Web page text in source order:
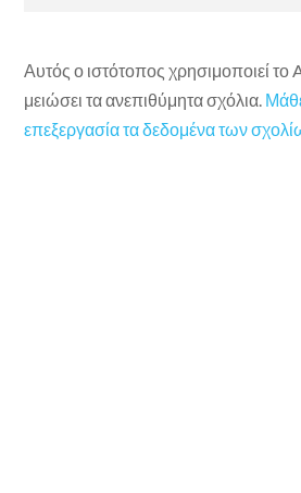
Αυτός ο ιστότοπος χρησιμοποιεί το
μειώσει τα ανεπιθύμητα σχόλια.
επεξεργασία τα δεδομένα των